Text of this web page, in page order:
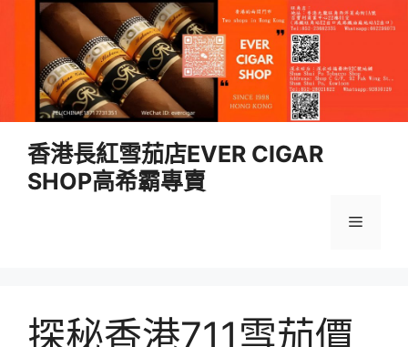
香港長紅雪茄店EVER CIGAR
SHOP高希霸專賣
選
探秘香港711雪茄價